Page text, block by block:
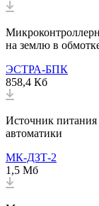
на землю в
ЭСТРА-БПК
858,4 Кб
Источник питания
автоматики
МК-ДЗТ-2
1,5 Мб